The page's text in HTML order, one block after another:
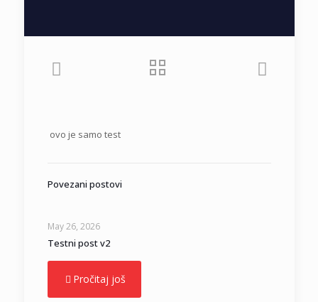
ovo je samo test
Povezani postovi
May 26, 2026
Testni post v2
Pročitaj još